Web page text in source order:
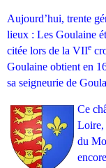
Aujourd’hui, trente
lieux : Les Goulaine
citée lors de la VIIe
Goulaine obtient en
sa seigneurie de
Ce
Loire,
du